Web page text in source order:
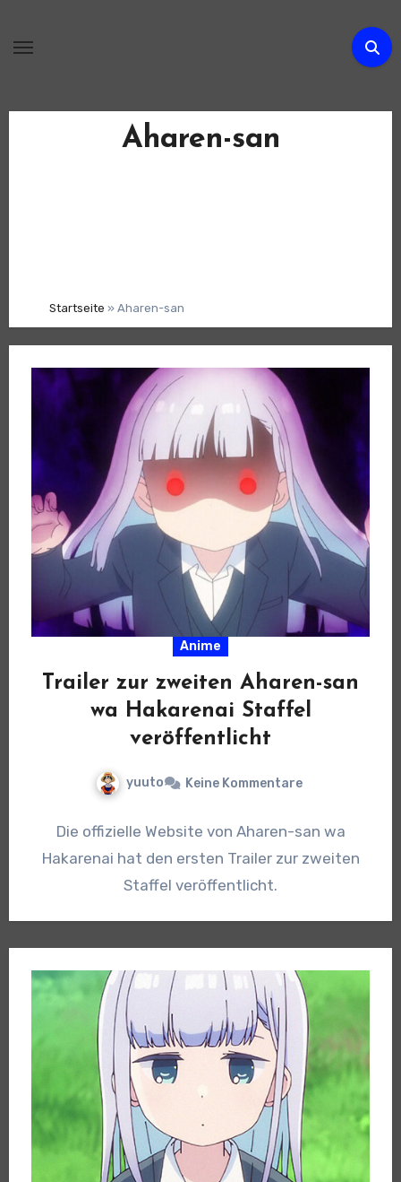
Aharen-san
Startseite »Aharen-san
Anime
Trailer zur zweiten Aharen-san
wa Hakarenai Staffel
veröffentlicht
yuuto Keine Kommentare
Die offizielle Website von Aharen-san wa
Hakarenai hat den ersten Trailer zur zweiten
Staffel veröffentlicht.